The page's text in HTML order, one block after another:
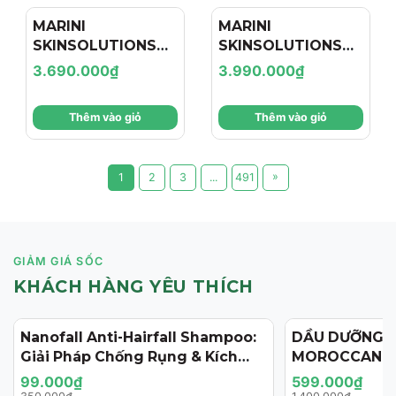
MARINI
SKINSOLUTIONS
Duality™ – Tinh
Chất Hỗ Trợ Giảm
Mụn Và Cải Thiện
Dấu Hiệu Lão Hóa
3.690.000₫
Thêm vào giỏ
MARINI
SKINSOLUTIONS
Transformation
Face Cream – Kem
Dưỡng Hỗ Trợ Tái
Tạo, Giảm Nếp
Nhăn Và Săn Chắc
Da
3.990.000₫
Thêm vào giỏ
1 2 3 ... 491 »
GIẢM GIÁ SỐC
KHÁCH HÀNG YÊU THÍCH
- 72%
Nanofall Anti-Hairfall Shampoo:
Giải Pháp Chống Rụng & Kích
Thích Mọc Tóc Chuẩn Y Khoa
99.000₫
- 57%
DẦU DƯỠNG
125ML
599.000₫